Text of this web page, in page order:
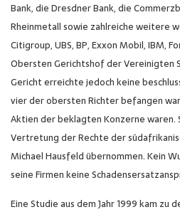
Bank, die Dresdner Bank, die
Rheinmetall sowie zahlreiche weitere
Citigroup, UBS, BP, Exxon Mobil, IBM,
Obersten Gerichtshof der Vereinigten
Gericht erreichte jedoch keine
vier der obersten Richter befangen
Aktien der beklagten Konzerne waren.
Vertretung der Rechte der
Michael Hausfeld übernommen. Kein
seine Firmen keine
Eine Studie aus dem Jahr 1999 kam zu